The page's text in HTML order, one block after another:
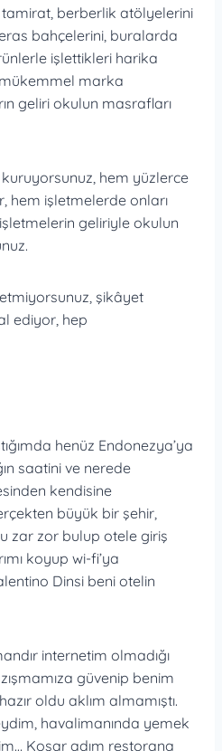
berberlik atölyelerini
bahçelerini, buralarda
işlettikleri harika
mükemmel marka
geliri okulun masrafları
hem yüzlerce
hem işletmelerde onları
geliriyle okulun
şikâyet
ediyor, hep
henüz Endonezya’ya
saatini ve nerede
kendisine
büyük bir şehir,
zar zor bulup otele giriş
koyup wi-fi’ya
Dinsi beni otelin
internetim olmadığı
güvenip benim
oldu aklım almamıştı.
havalimanında yemek
Koşar adım restorana